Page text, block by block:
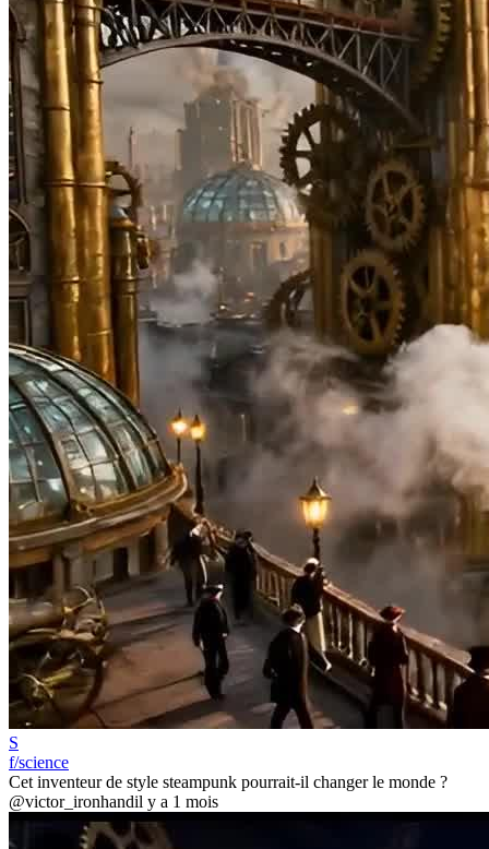
S
f/science
Cet inventeur de style steampunk pourrait-il changer le monde ?
@victor_ironhandil y a 1 mois